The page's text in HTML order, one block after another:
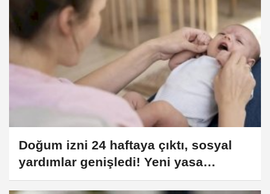
Doğum izni 24 haftaya çıktı, sosyal
yardımlar genişledi! Yeni yasa
yürürlükte